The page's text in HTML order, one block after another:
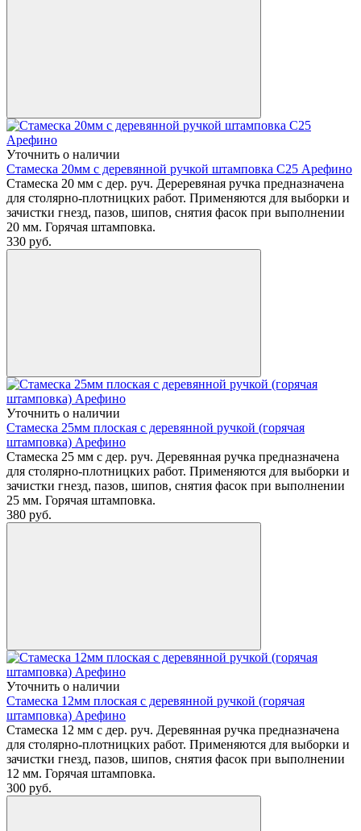
Уточнить о наличии
Стамеска 20мм с деревянной ручкой штамповка С25 Арефино
Стамеска 20 мм с дер. руч. Дереревяная ручка предназначена
для столярно-плотницких работ. Применяются для выборки и
зачистки гнезд, пазов, шипов, снятия фасок при выполнении
20 мм. Горячая штамповка.
330 руб.
Уточнить о наличии
Стамеска 25мм плоская с деревянной ручкой (горячая
штамповка) Арефино
Стамеска 25 мм с дер. руч. Деревянная ручка предназначена
для столярно-плотницких работ. Применяются для выборки и
зачистки гнезд, пазов, шипов, снятия фасок при выполнении
25 мм. Горячая штамповка.
380 руб.
Уточнить о наличии
Стамеска 12мм плоская с деревянной ручкой (горячая
штамповка) Арефино
Стамеска 12 мм с дер. руч. Деревянная ручка предназначена
для столярно-плотницких работ. Применяются для выборки и
зачистки гнезд, пазов, шипов, снятия фасок при выполнении
12 мм. Горячая штамповка.
300 руб.